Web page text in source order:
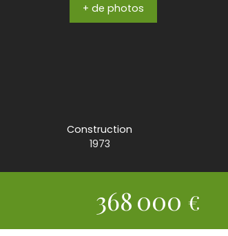
+ de photos
Construction
1973
368 000 €